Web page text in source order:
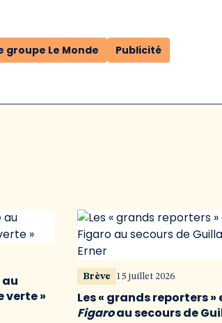
groupe Le Monde Publicité
au
verte »
Brève 15 juillet 2026
Les « grands reporters »
Figaroau secours de